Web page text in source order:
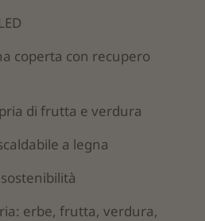
coperta con recupero
di frutta e verdura
a legna
erbe, frutta, verdura,